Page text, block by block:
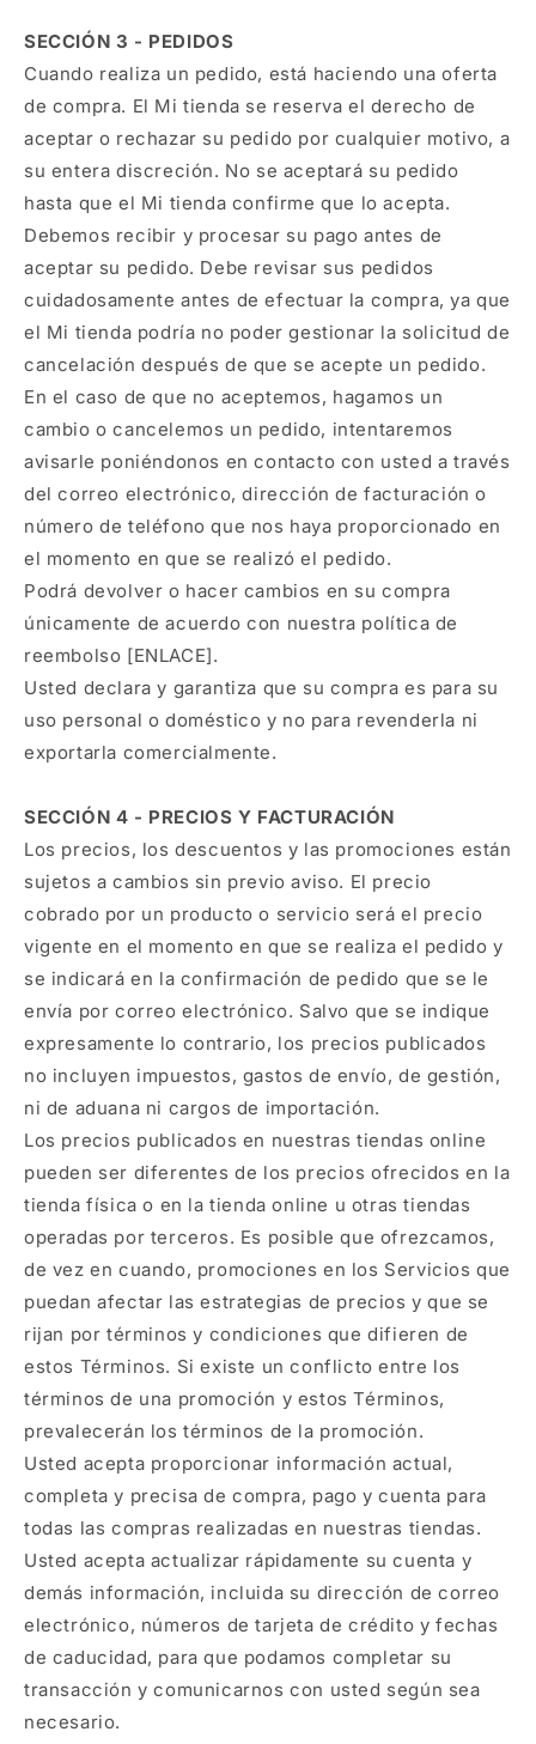
SECCIÓN 3 - PEDIDOS
Cuando realiza un pedido, está haciendo una oferta
de compra. El Mi tienda se reserva el derecho de
aceptar o rechazar su pedido por cualquier motivo, a
su entera discreción. No se aceptará su pedido
hasta que el Mi tienda confirme que lo acepta.
Debemos recibir y procesar su pago antes de
aceptar su pedido. Debe revisar sus pedidos
cuidadosamente antes de efectuar la compra, ya que
el Mi tienda podría no poder gestionar la solicitud de
cancelación después de que se acepte un pedido.
En el caso de que no aceptemos, hagamos un
cambio o cancelemos un pedido, intentaremos
avisarle poniéndonos en contacto con usted a través
del correo electrónico, dirección de facturación o
número de teléfono que nos haya proporcionado en
el momento en que se realizó el pedido.
Podrá devolver o hacer cambios en su compra
únicamente de acuerdo con nuestra política de
reembolso [ENLACE].
Usted declara y garantiza que su compra es para su
uso personal o doméstico y no para revenderla ni
exportarla comercialmente.
SECCIÓN 4 - PRECIOS Y FACTURACIÓN
Los precios, los descuentos y las promociones están
sujetos a cambios sin previo aviso. El precio
cobrado por un producto o servicio será el precio
vigente en el momento en que se realiza el pedido y
se indicará en la confirmación de pedido que se le
envía por correo electrónico. Salvo que se indique
expresamente lo contrario, los precios publicados
no incluyen impuestos, gastos de envío, de gestión,
ni de aduana ni cargos de importación.
Los precios publicados en nuestras tiendas online
pueden ser diferentes de los precios ofrecidos en la
tienda física o en la tienda online u otras tiendas
operadas por terceros. Es posible que ofrezcamos,
de vez en cuando, promociones en los Servicios que
puedan afectar las estrategias de precios y que se
rijan por términos y condiciones que difieren de
estos Términos. Si existe un conflicto entre los
términos de una promoción y estos Términos,
prevalecerán los términos de la promoción.
Usted acepta proporcionar información actual,
completa y precisa de compra, pago y cuenta para
todas las compras realizadas en nuestras tiendas.
Usted acepta actualizar rápidamente su cuenta y
demás información, incluida su dirección de correo
electrónico, números de tarjeta de crédito y fechas
de caducidad, para que podamos completar su
transacción y comunicarnos con usted según sea
necesario.